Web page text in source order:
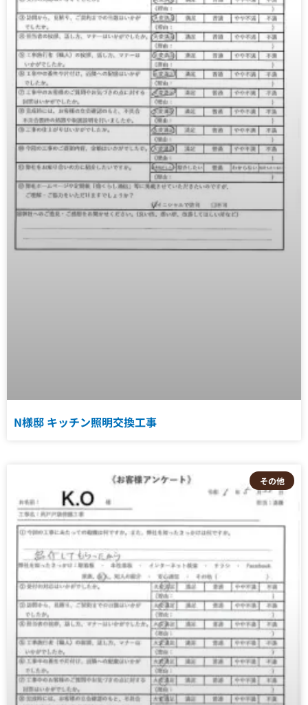
N様邸 キッチン照明交換工事
その他